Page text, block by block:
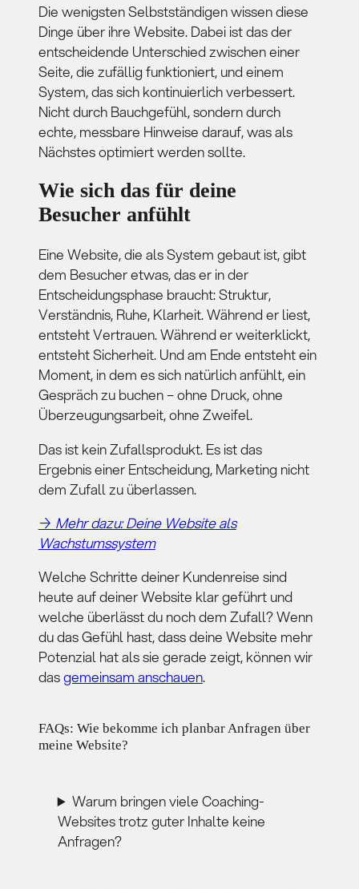
Die wenigsten Selbstständigen wissen diese
Dinge über ihre Website. Dabei ist das der
entscheidende Unterschied zwischen einer
Seite, die zufällig funktioniert, und einem
System, das sich kontinuierlich verbessert.
Nicht durch Bauchgefühl, sondern durch
echte, messbare Hinweise darauf, was als
Nächstes optimiert werden sollte.
Wie sich das für deine
Besucher anfühlt
Eine Website, die als System gebaut ist, gibt
dem Besucher etwas, das er in der
Entscheidungsphase braucht: Struktur,
Verständnis, Ruhe, Klarheit. Während er liest,
entsteht Vertrauen. Während er weiterklickt,
entsteht Sicherheit. Und am Ende entsteht ein
Moment, in dem es sich natürlich anfühlt, ein
Gespräch zu buchen – ohne Druck, ohne
Überzeugungsarbeit, ohne Zweifel.
Das ist kein Zufallsprodukt. Es ist das
Ergebnis einer Entscheidung, Marketing nicht
dem Zufall zu überlassen.
→ Mehr dazu: Deine Website als
Wachstumssystem
Welche Schritte deiner Kundenreise sind
heute auf deiner Website klar geführt und
welche überlässt du noch dem Zufall? Wenn
du das Gefühl hast, dass deine Website mehr
Potenzial hat als sie gerade zeigt, können wir
dasgemeinsam anschauen.
FAQs: Wie bekomme ich planbar Anfragen über
meine Website?
Warum bringen viele Coaching-
Websites trotz guter Inhalte keine
Anfragen?